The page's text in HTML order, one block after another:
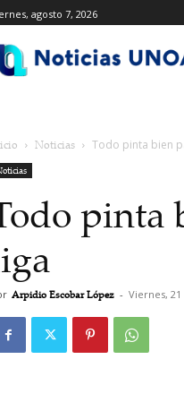
agosto 7, 2026
Noticias Todo pinta bien
pinta
Arpidio Escobar López - Viernes, 21